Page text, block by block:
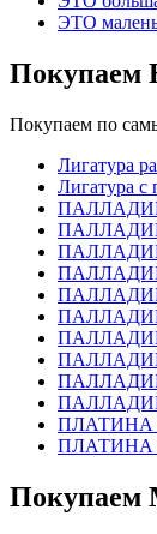
ЭТО
Покупаем
Покупаем по
Лигатура
Лигатура с
ПАЛЛАДИЙ
ПАЛЛАДИЙ
ПАЛЛАДИЙ
ПАЛЛАДИЙ
ПАЛЛАДИЙ
ПАЛЛАДИЙ
ПАЛЛАДИЙ
ПАЛЛАДИЙ
ПАЛЛАДИЙ
ПАЛЛАДИЙ
ПЛАТИНА
ПЛАТИНА
Покупаем